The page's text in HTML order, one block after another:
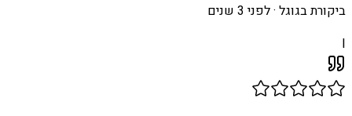
ביקורת בגוגל ·לפני 3 שנים
I